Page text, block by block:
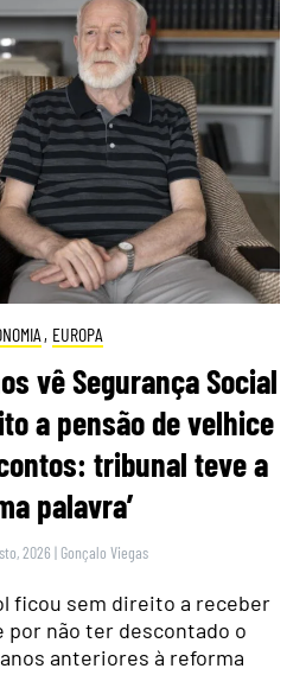
, EUROPA
vê Segurança Social
a pensão de velhice
tribunal teve a
palavra’
2026 | Gonçalo Viegas
ficou sem direito a receber
por não ter descontado o
anteriores à reforma